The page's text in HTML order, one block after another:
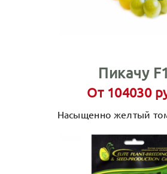
Пикачу F1
От 104030
Насыщенно желтый